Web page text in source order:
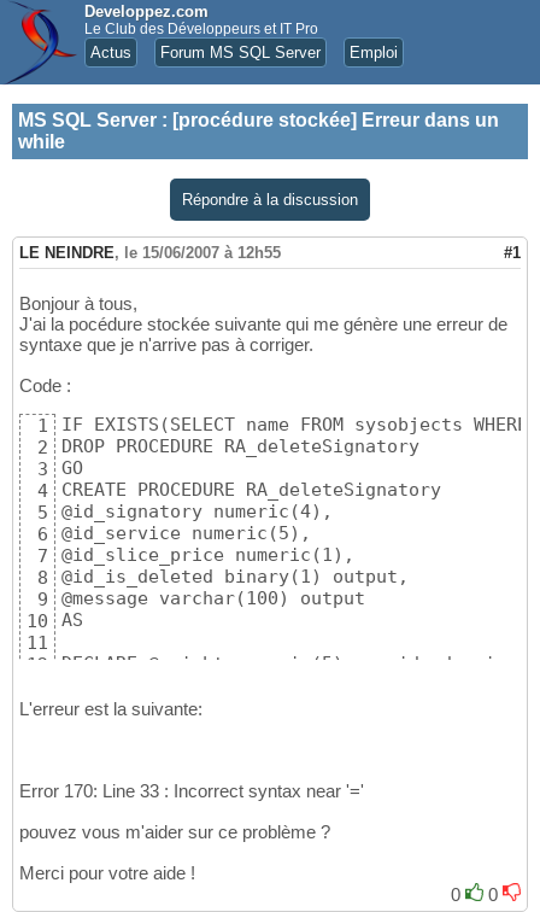
Developpez.com
Le Club des Développeurs et IT Pro
Actus Forum MS SQL Server Emploi
MS SQL Server : [procédure stockée] Erreur dans un
while
Répondre à la discussion
LE NEINDRE, le 15/06/2007 à 12h55 #1
Bonjour à tous,
J'ai la pocédure stockée suivante qui me génère une erreur de
syntaxe que je n'arrive pas à corriger.
Code :
1
2
3
4
5
6
7
8
9
10
11
12
14
18
20
22
IF EXISTS(SELECT name FROM sysobjects
DROP PROCEDURE RA_deleteSignatory
GO
CREATE PROCEDURE RA_deleteSignatory
@id_signatory numeric(4),
@id_service numeric(5),
@id_slice_price numeric(1),
@id_is_deleted binary(1) output,
@message varchar(100) output
AS
DECLARE @weight numeric(5) --poids du
DECLARE @id_signatory_other numeric(4)
WHERE S.ID_SIGNATORY=@id_signatory
BEGIN
DELETE FROM [N4939037].[TO_COUNT]
L'erreur est la suivante:
Error 170: Line 33 : Incorrect syntax near '='
pouvez vous m'aider sur ce problème ?
Merci pour votre aide !
0
0